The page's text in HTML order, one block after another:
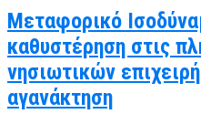
Μεταφορικό
καθυστέρηση στις
νησιωτικών
αγανάκτηση